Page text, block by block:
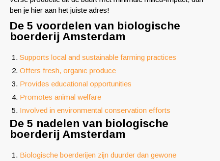
ben je hier aan het juiste adres!
De 5 voordelen van biologische
boerderij Amsterdam
Supports local and sustainable farming practices
Offers fresh, organic produce
Provides educational opportunities
Promotes animal welfare
Involved in environmental conservation efforts
De 5 nadelen van biologische
boerderij Amsterdam
Biologische boerderijen zijn duurder dan gewone